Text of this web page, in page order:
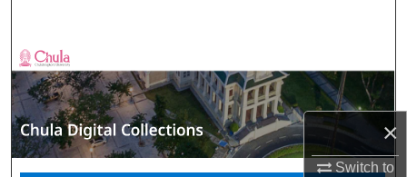
×
Switch to
Browse Collections
My Account
About